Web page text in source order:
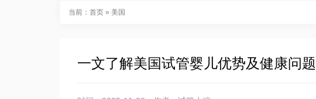
当前： 首页 » 美国
一文了解美国试管婴儿优势及健康问题